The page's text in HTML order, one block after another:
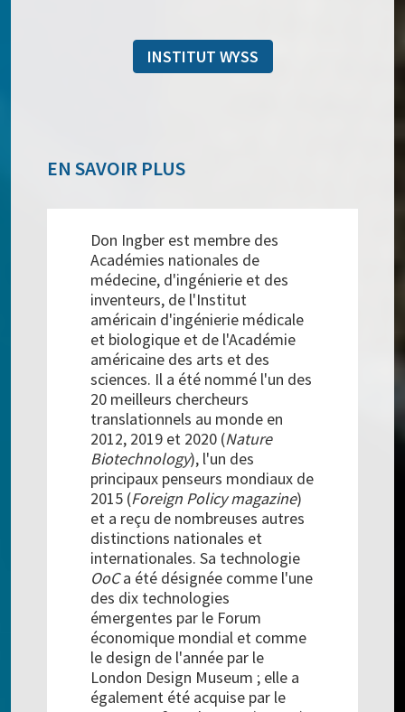
INSTITUT WYSS
EN SAVOIR PLUS
Don Ingber est membre des
Académies nationales de
médecine, d'ingénierie et des
inventeurs, de l'Institut
américain d'ingénierie médicale
et biologique et de l'Académie
américaine des arts et des
sciences. Il a été nommé l'un des
20 meilleurs chercheurs
translationnels au monde en
2012, 2019 et 2020 (Nature
Biotechnology), l'un des
principaux penseurs mondiaux de
2015 (Foreign Policy magazine)
et a reçu de nombreuses autres
distinctions nationales et
internationales. Sa technologie
OoCa été désignée comme l'une
des dix technologies
émergentes par le Forum
économique mondial et comme
le design de l'année par le
London Design Museum ; elle a
également été acquise par le